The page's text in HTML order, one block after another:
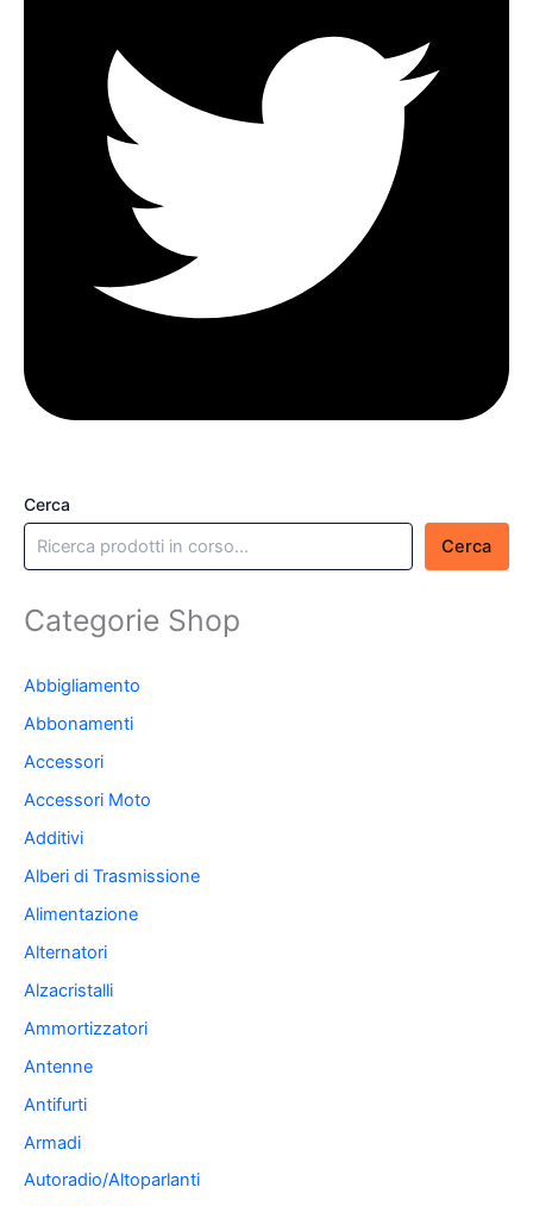
Cerca
Cerca
Categorie Shop
Abbigliamento
Abbonamenti
Accessori
Accessori Moto
Additivi
Alberi di Trasmissione
Alimentazione
Alternatori
Alzacristalli
Ammortizzatori
Antenne
Antifurti
Armadi
Autoradio/Altoparlanti